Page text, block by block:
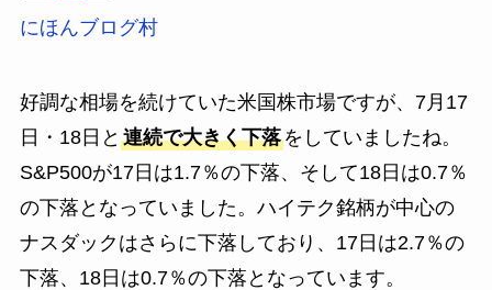
にほんブログ村
好調な相場を続けていた米国株市場ですが、7月17
日・18日と 連続で大きく下落をしていましたね。
S&P500が17日は1.7％の下落、そして18日は0.7％
の下落となっていました。ハイテク銘柄が中心の
ナスダックはさらに下落しており、17日は2.7％の
下落、18日は0.7％の下落となっています。